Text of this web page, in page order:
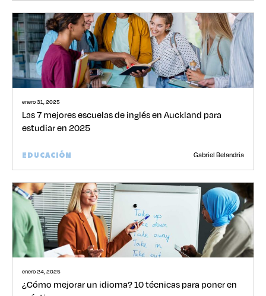
enero 31, 2025
Las 7 mejores escuelas de inglés en Auckland para
estudiar en 2025
EDUCACIÓN Gabriel Belandria
enero 24, 2025
¿Cómo mejorar un idioma? 10 técnicas para poner en